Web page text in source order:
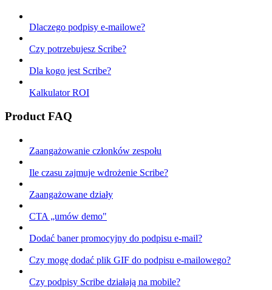
Dlaczego podpisy e-mailowe?
Czy potrzebujesz Scribe?
Dla kogo jest Scribe?
Kalkulator ROI
Product FAQ
Zaangażowanie członków zespołu
Ile czasu zajmuje wdrożenie Scribe?
Zaangażowane działy
CTA „umów demo"
Dodać baner promocyjny do podpisu e-mail?
Czy mogę dodać plik GIF do podpisu e-mailowego?
Czy podpisy Scribe działają na mobile?